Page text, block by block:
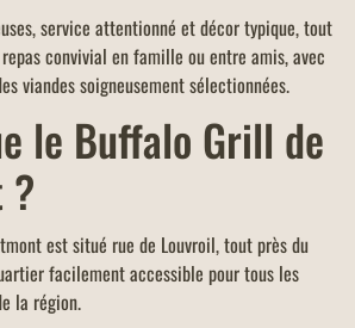
service attentionné et décor typique, tout
convivial en famille ou entre amis, avec
viandes soigneusement sélectionnées.
le Buffalo Grill de
?
est situé rue de Louvroil, tout près du
facilement accessible pour tous les
la région.